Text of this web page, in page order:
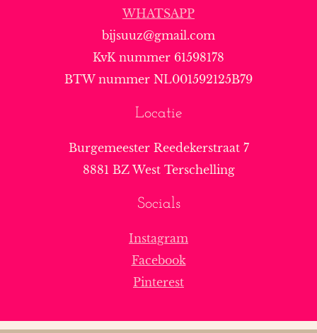
WHATSAPP
bijsuuz@gmail.com
KvK nummer 61598178
BTW nummer NL001592125B79
Locatie
Burgemeester Reedekerstraat 7
8881 BZ West Terschelling
Socials
Instagram
Facebook
Pinterest